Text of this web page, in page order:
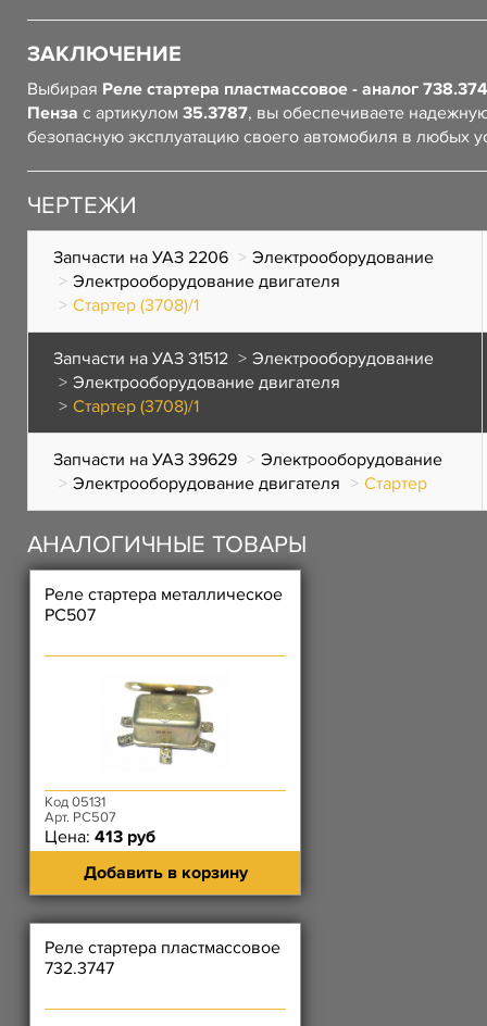
ЗАКЛЮЧЕНИЕ
Выбирая Реле стартера пластмассовое - аналог
Пенза с артикулом 35.3787, вы обеспечиваете
безопасную эксплуатацию своего автомобиля в любых
ЧЕРТЕЖИ
Запчасти на УАЗ 2206
Электрооборудование
Электрооборудование двигателя
Стартер (3708)/1
Запчасти на УАЗ 31512
Электрооборудование
Электрооборудование двигателя
Стартер (3708)/1
Запчасти на УАЗ 39629
Электрооборудование
Электрооборудование двигателя
Стартер
АНАЛОГИЧНЫЕ ТОВАРЫ
Реле стартера металлическое
РС507
Код 05131
Арт. РС507
Цена: 413 руб
Добавить в корзину
Реле стартера пластмассовое
732.3747